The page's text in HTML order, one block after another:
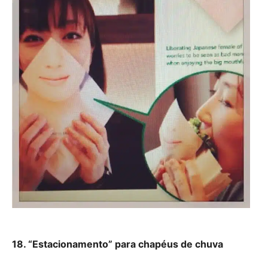
18. “Estacionamento” para chapéus de chuva